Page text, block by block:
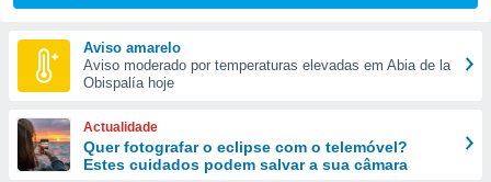
das
e
forma
digital
Aviso amarelo
Aviso moderado por temperaturas elevadas em Abia de la
Obispalía hoje
Actualidade
Quer fotografar o eclipse com o telemóvel?
Estes cuidados podem salvar a sua câmara